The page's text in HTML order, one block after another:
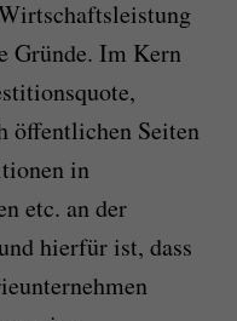
Gründe. Im Kern
öffentlichen Seiten
in
etc. an der
hierfür ist, dass